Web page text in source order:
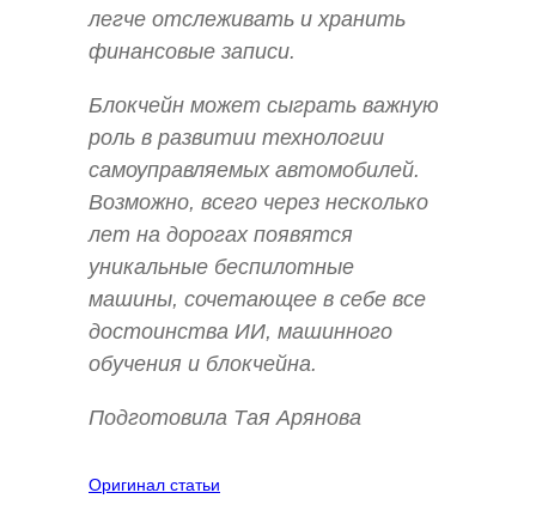
легче отслеживать и хранить
финансовые записи.
Блокчейн может сыграть важную
роль в развитии технологии
самоуправляемых автомобилей.
Возможно, всего через несколько
лет на дорогах появятся
уникальные беспилотные
машины, сочетающее в себе все
достоинства ИИ, машинного
обучения и блокчейна.
Подготовила Тая Арянова
Оригинал статьи